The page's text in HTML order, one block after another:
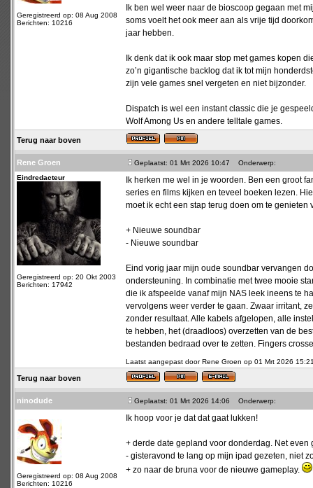
Geregistreerd op: 08 Aug 2008
Berichten: 10216
Ik ben wel weer naar de bioscoop gegaan met
soms voelt het ook meer aan als vrije tijd
jaar hebben.
Ik denk dat ik ook maar stop met games kopen
zo’n gigantische backlog dat ik tot mijn
zijn vele games snel vergeten en niet bijzonder.
Dispatch is wel een instant classic die je
Wolf Among Us en andere telltale games.
Terug naar boven
Rene Groen Geplaatst: 01 Mrt 2026 10:47
Onderwerp:
Eindredacteur
Geregistreerd op: 20 Okt 2003
Berichten: 17942
Ik herken me wel in je woorden. Ben een groot
series en films kijken en teveel boeken lezen.
moet ik echt een stap terug doen om te
+ Nieuwe soundbar
- Nieuwe soundbar
Eind vorig jaar mijn oude soundbar vervangen
ondersteuning. In combinatie met twee mooie
die ik afspeelde vanaf mijn NAS leek ineens te
vervolgens weer verder te gaan. Zwaar irritant,
zonder resultaat. Alle kabels afgelopen, alle
te hebben, het (draadloos) overzetten van de
bestanden bedraad over te zetten. Fingers
Laatst aangepast door Rene Groen op 01 Mrt 2026
Terug naar boven
ninodude Geplaatst: 01 Mrt 2026 14:06 Onderwerp:
Geregistreerd op: 08 Aug 2008
Berichten: 10216
Ik hoop voor je dat dat gaat lukken!
+ derde date gepland voor donderdag. Net
- gisteravond te lang op mijn ipad gezeten, niet
+ zo naar de bruna voor de nieuwe gameplay.